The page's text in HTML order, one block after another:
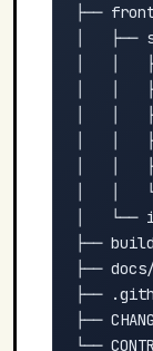
├──
│   ├──
│   │
│   │
│   │
│   │
│   │
│   │
│   └──
├──
├──
├──
├──